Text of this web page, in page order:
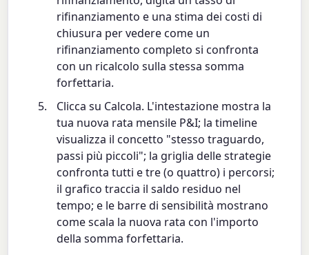
rifinanziamento e una stima dei costi di
chiusura per vedere come un
rifinanziamento completo si confronta
con un ricalcolo sulla stessa somma
forfettaria.
Clicca su Calcola. L'intestazione mostra la
tua nuova rata mensile P&I; la timeline
visualizza il concetto "stesso traguardo,
passi più piccoli"; la griglia delle strategie
confronta tutti e tre (o quattro) i percorsi;
il grafico traccia il saldo residuo nel
tempo; e le barre di sensibilità mostrano
come scala la nuova rata con l'importo
della somma forfettaria.